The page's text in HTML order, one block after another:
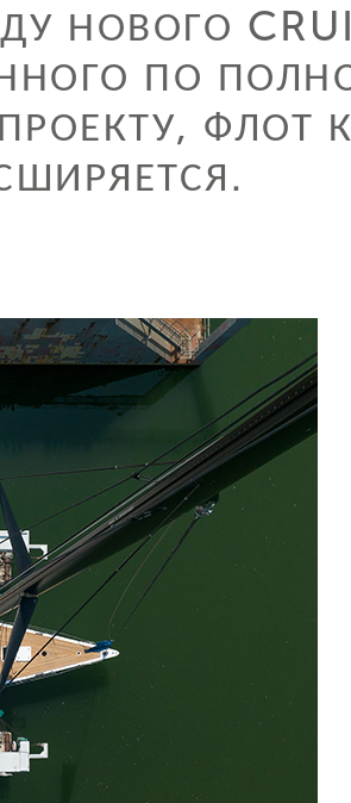
НОВОГО
ПО
ФЛОТ